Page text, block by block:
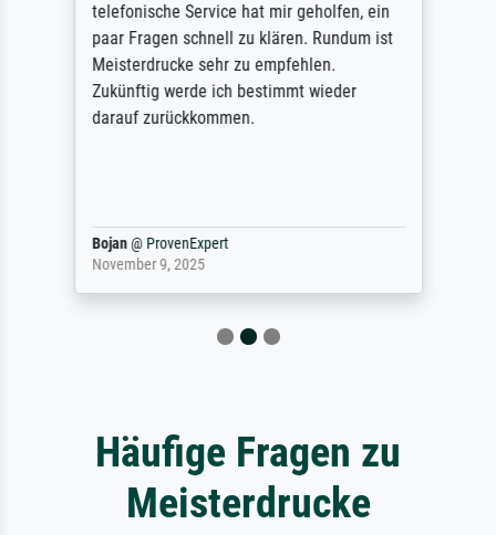
telefonische Service hat mir geholfen, ein
paar Fragen schnell zu klären. Rundum ist
Meisterdrucke sehr zu empfehlen.
Zukünftig werde ich bestimmt wieder
darauf zurückkommen.
Bojan@ ProvenExpert
November 9, 2025
Häufige Fragen zu
Meisterdrucke